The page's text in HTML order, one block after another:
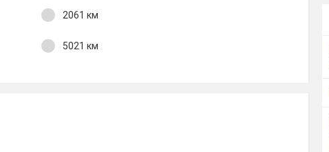
2061 км
5021 км